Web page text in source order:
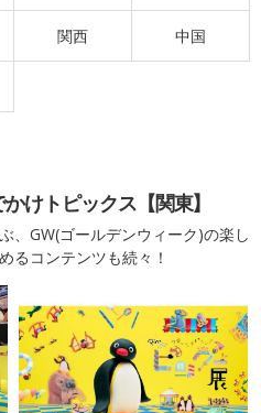
関西 中国
けトピックス【関東】
、GW(ゴールデンウィーク)の楽し
るコンテンツも続々！